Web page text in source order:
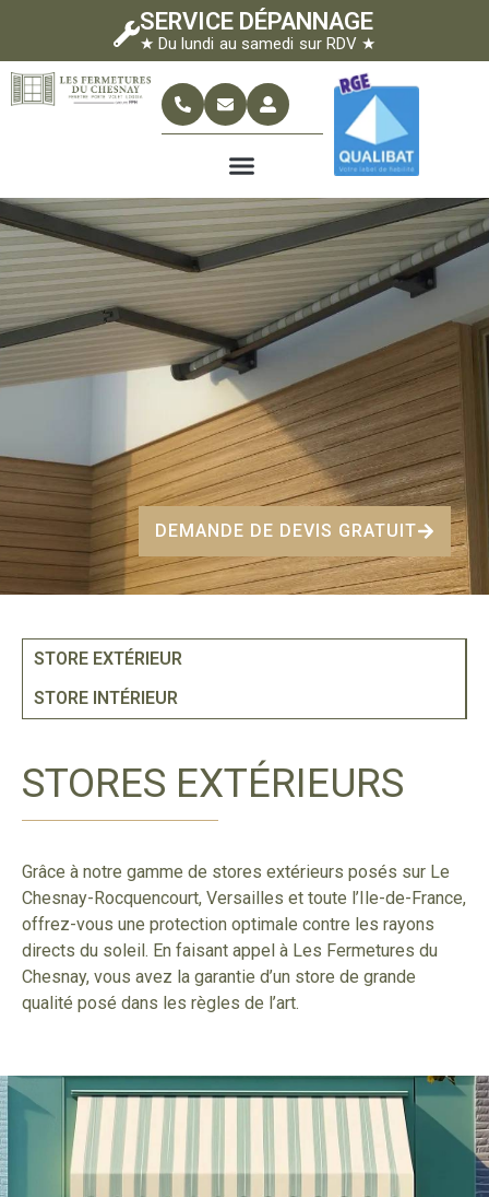
SERVICE DÉPANNAGE
★ Du lundi au samedi sur RDV ★
DEMANDE DE DEVIS GRATUIT
STORE EXTÉRIEUR
STORE INTÉRIEUR
STORES EXTÉRIEURS
Grâce à notre gamme de stores extérieurs posés sur Le
Chesnay-Rocquencourt, Versailles et toute l’Ile-de-France,
offrez-vous une protection optimale contre les rayons
directs du soleil. En faisant appel à Les Fermetures du
Chesnay, vous avez la garantie d’un store de grande
qualité posé dans les règles de l’art.